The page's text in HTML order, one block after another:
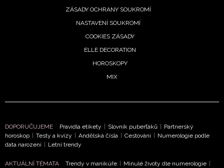
ZÁSADY OCHRANY SOUKROMÍ
NASTAVENÍ SOUKROMÍ
COOKIES ZÁSADY
ELLE DECORATION
HOROSKOPY
MIX
DOPORUČUJEME Pravidla etikety | Slovník puberťáků | Partnerský
horoskop | Testy a kvízy | Andělská čísla | Cestování | Numerologie podle
data narození | Letní trendy
AKTUÁLNÍ TÉMATA Trendy v manikúře | Minulé životy dle numerologie |